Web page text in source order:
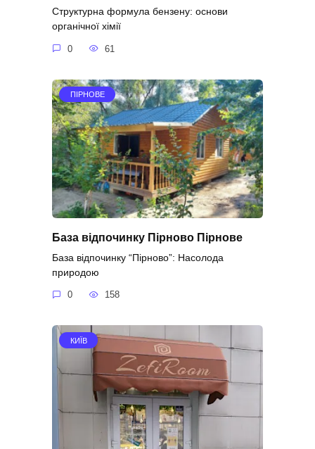
Структурна формула бензену: основи
органічної хімії
0 61
ПІРНОВЕ
База відпочинку Пірново Пірнове
База відпочинку “Пірново”: Насолода
природою
0 158
КИЇВ